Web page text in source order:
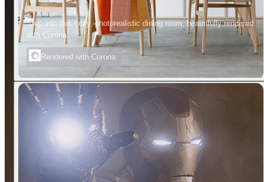
Step into this cozy, photorealistic dining room, beautifully rendered
with Corona.
Rendered with Corona